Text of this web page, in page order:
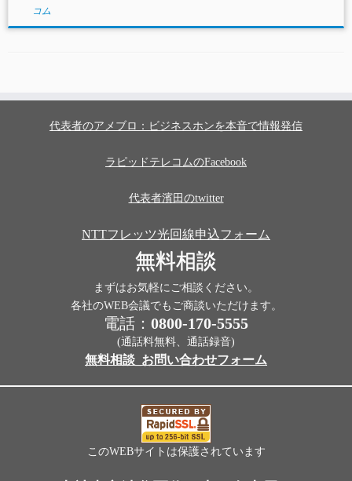
コム
代表者のアメブロ：ビジネスホンを本音で情報発信
ラピッドテレコムのFacebook
代表者濱田のtwitter
NTTフレッツ光回線申込フォーム
無料相談
まずはお気軽にご相談ください。
各社のWEB会議でもご商談いただけます。
電話： 0800-170-5555
(通話料無料、通話録音)
無料相談_お問い合わせフォーム
このWEBサイトは保護されています